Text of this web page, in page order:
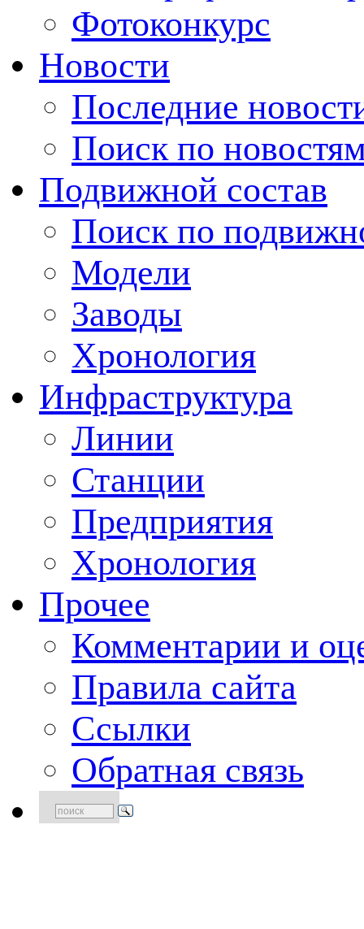
Фотоконкурс
Новости
Последние
Поиск по
Подвижной состав
Поиск по
Модели
Заводы
Хронология
Инфраструктура
Линии
Станции
Предприятия
Хронология
Прочее
Комментарии и
Правила сайта
Ссылки
Обратная связь